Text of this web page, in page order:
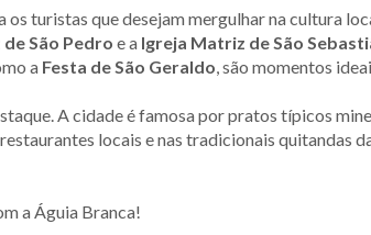
os turistas que desejam mergulhar na cultura
São Pedro e a Igreja Matriz de São
a Festa de São Geraldo, são momentos
A cidade é famosa por pratos típicos
locais e nas tradicionais quitandas
a Águia Branca!